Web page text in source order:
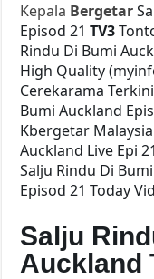
Kepala Bergetar
Episod 21TV3
Rindu Di Bumi
High Quality
Cerekarama
Bumi Auckland
Kbergetar
Auckland Live Epi
Salju Rindu Di
Episod 21 Today
Salju
Auckland